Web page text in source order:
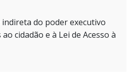
do poder executivo
cidadão e à Lei de Acesso à